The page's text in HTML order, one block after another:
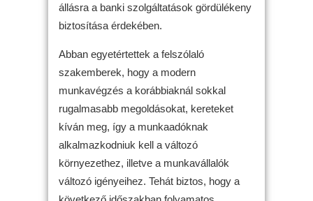
állásra a banki szolgáltatások gördülékeny
biztosítása érdekében.
Abban egyetértettek a felszólaló
szakemberek, hogy a modern
munkavégzés a korábbiaknál sokkal
rugalmasabb megoldásokat, kereteket
kíván meg, így a munkaadóknak
alkalmazkodniuk kell a változó
környezethez, illetve a munkavállalók
változó igényeihez. Tehát biztos, hogy a